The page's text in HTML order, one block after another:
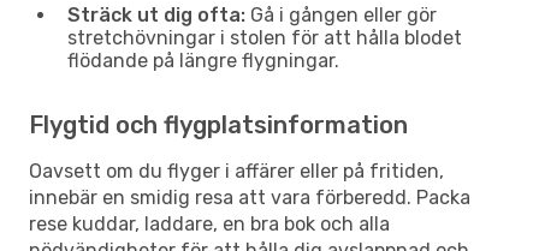
Sträck ut dig ofta: Gå i gången eller gör
stretchövningar i stolen för att hålla blodet
flödande på längre flygningar.
Flygtid och flygplatsinformation
Oavsett om du flyger i affärer eller på fritiden,
innebär en smidig resa att vara förberedd. Packa
rese kuddar, laddare, en bra bok och alla